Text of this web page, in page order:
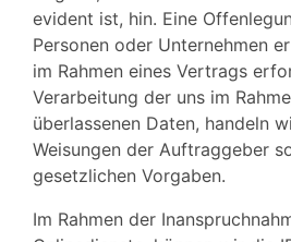
evident ist, hin. Eine
Personen oder Unternehmen
im Rahmen eines Vertrags
Verarbeitung der uns im
überlassenen Daten, handeln
Weisungen der Auftraggeber
gesetzlichen Vorgaben.
Im Rahmen der